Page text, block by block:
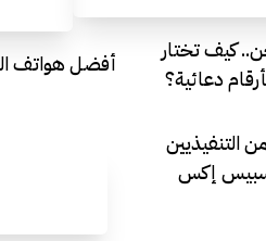
كيف تختار
دعائية؟
أفضل هواتف
التنفيذيين
سبيس إكس